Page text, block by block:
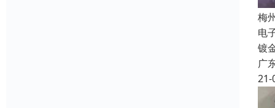
梅
电
镀
广
21-